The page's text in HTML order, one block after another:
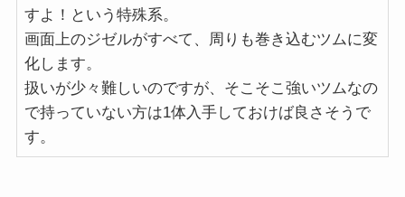
すよ！という特殊系。
画面上のジゼルがすべて、周りも巻き込むツムに変
化します。
扱いが少々難しいのですが、そこそこ強いツムなの
で持っていない方は1体入手しておけば良さそうで
す。